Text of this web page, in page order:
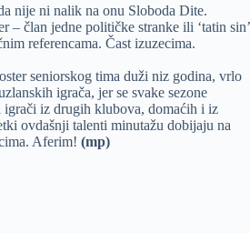
nije ni nalik na onu Sloboda Dite.
– član jedne političke stranke ili ‘tatin sin’
referencama. Čast izuzecima.
seniorskog tima duži niz godina, vrlo
igrača, jer se svake sezone
igrači iz drugih klubova, domaćih i iz
ovdašnji talenti minutažu dobijaju na
Aferim! (mp)